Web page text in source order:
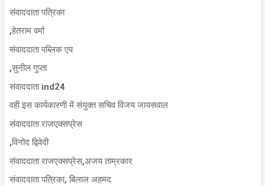
संवाददाता पत्रिका
,हेतराम वर्मा
संवाददाता पब्लिक एप
,सुनील गुप्ता
संवाददाता ind24
वही इस कार्यकारणी में संयुक्त सचिव विजय जायसवाल
संवाददाता राजएक्सप्रेस
,विनोद द्विवेदी
संवाददाता राजएक्सप्रेस,अजय ताम्रकार
संवाददाता पत्रिका, बिलाल अहमद